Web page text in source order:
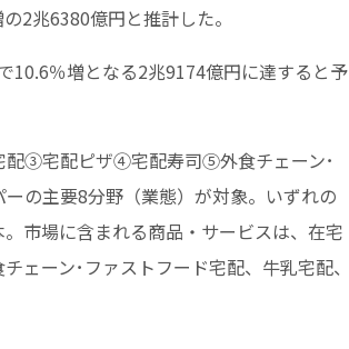
2兆6380億円と推計した。
10.6％増となる2兆9174億円に達すると予
③宅配ピザ④宅配寿司⑤外食チェーン･
の主要8分野（業態）が対象。いずれの
市場に含まれる商品・サービスは、在宅
ェーン･ファストフード宅配、牛乳宅配、